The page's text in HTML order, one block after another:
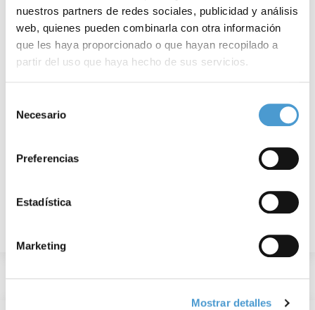
nuestros partners de redes sociales, publicidad y análisis
web, quienes pueden combinarla con otra información
que les haya proporcionado o que hayan recopilado a
partir del uso que haya hecho de sus servicios.
de cookies
Necesario
Preferencias
Estadística
Marketing
Mostrar detalles
Delfina Balonga: “El objetivo debe...